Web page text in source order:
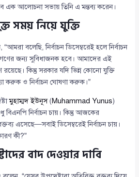
এক আলোচনা সভায় তিনি এ মন্তব্য করেন।
সময় নিয়ে যুক্তি
বলেছি, নির্বাচন ডিসেম্বরেই হলে নির্বাচন
জন্য সুবিধাজনক হবে। আমাদের এই
রয়েছে। কিন্তু সরকার যদি ভিন্ন কোনো যুক্তি
করুক ও নির্বাচন ঘোষণা করুক।”
মুহাম্মদ ইউনূস(Muhammad Yunus)
বিএনপি নির্বাচন চায়। কিন্তু আজকের
এসেছে—সবাই ডিসেম্বরেই নির্বাচন চায়।
কী?”
বাদ দেওয়ার দাবি